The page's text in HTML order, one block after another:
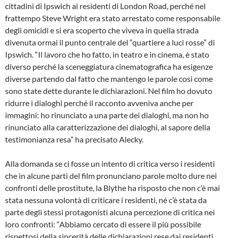
cittadini di Ipswich ai residenti di London Road, perché nel
frattempo Steve Wright era stato arrestato come responsabile
degli omicidi e si era scoperto che viveva in quella strada
divenuta ormai il punto centrale del “quartiere a luci rosse” di
Ipswich. “Il lavoro che ho fatto, in teatro e in cinema, è stato
diverso perché la sceneggiatura cinematografica ha esigenze
diverse partendo dal fatto che mantengo le parole cosi come
sono state dette durante le dichiarazioni. Nel film ho dovuto
ridurre i dialoghi perché il racconto avveniva anche per
immagini: ho rinunciato a una parte dei dialoghi, ma non ho
rinunciato alla caratterizzazione dei dialoghi, al sapore della
testimonianza resa” ha precisato Alecky.
Alla domanda se ci fosse un intento di critica verso i residenti
che in alcune parti del film pronunciano parole molto dure nei
confronti delle prostitute, la Blythe ha risposto che non c’è mai
stata nessuna volontà di criticare i residenti, né c’è stata da
parte degli stessi protagonisti alcuna percezione di critica nei
loro confronti: “Abbiamo cercato di essere il più possibile